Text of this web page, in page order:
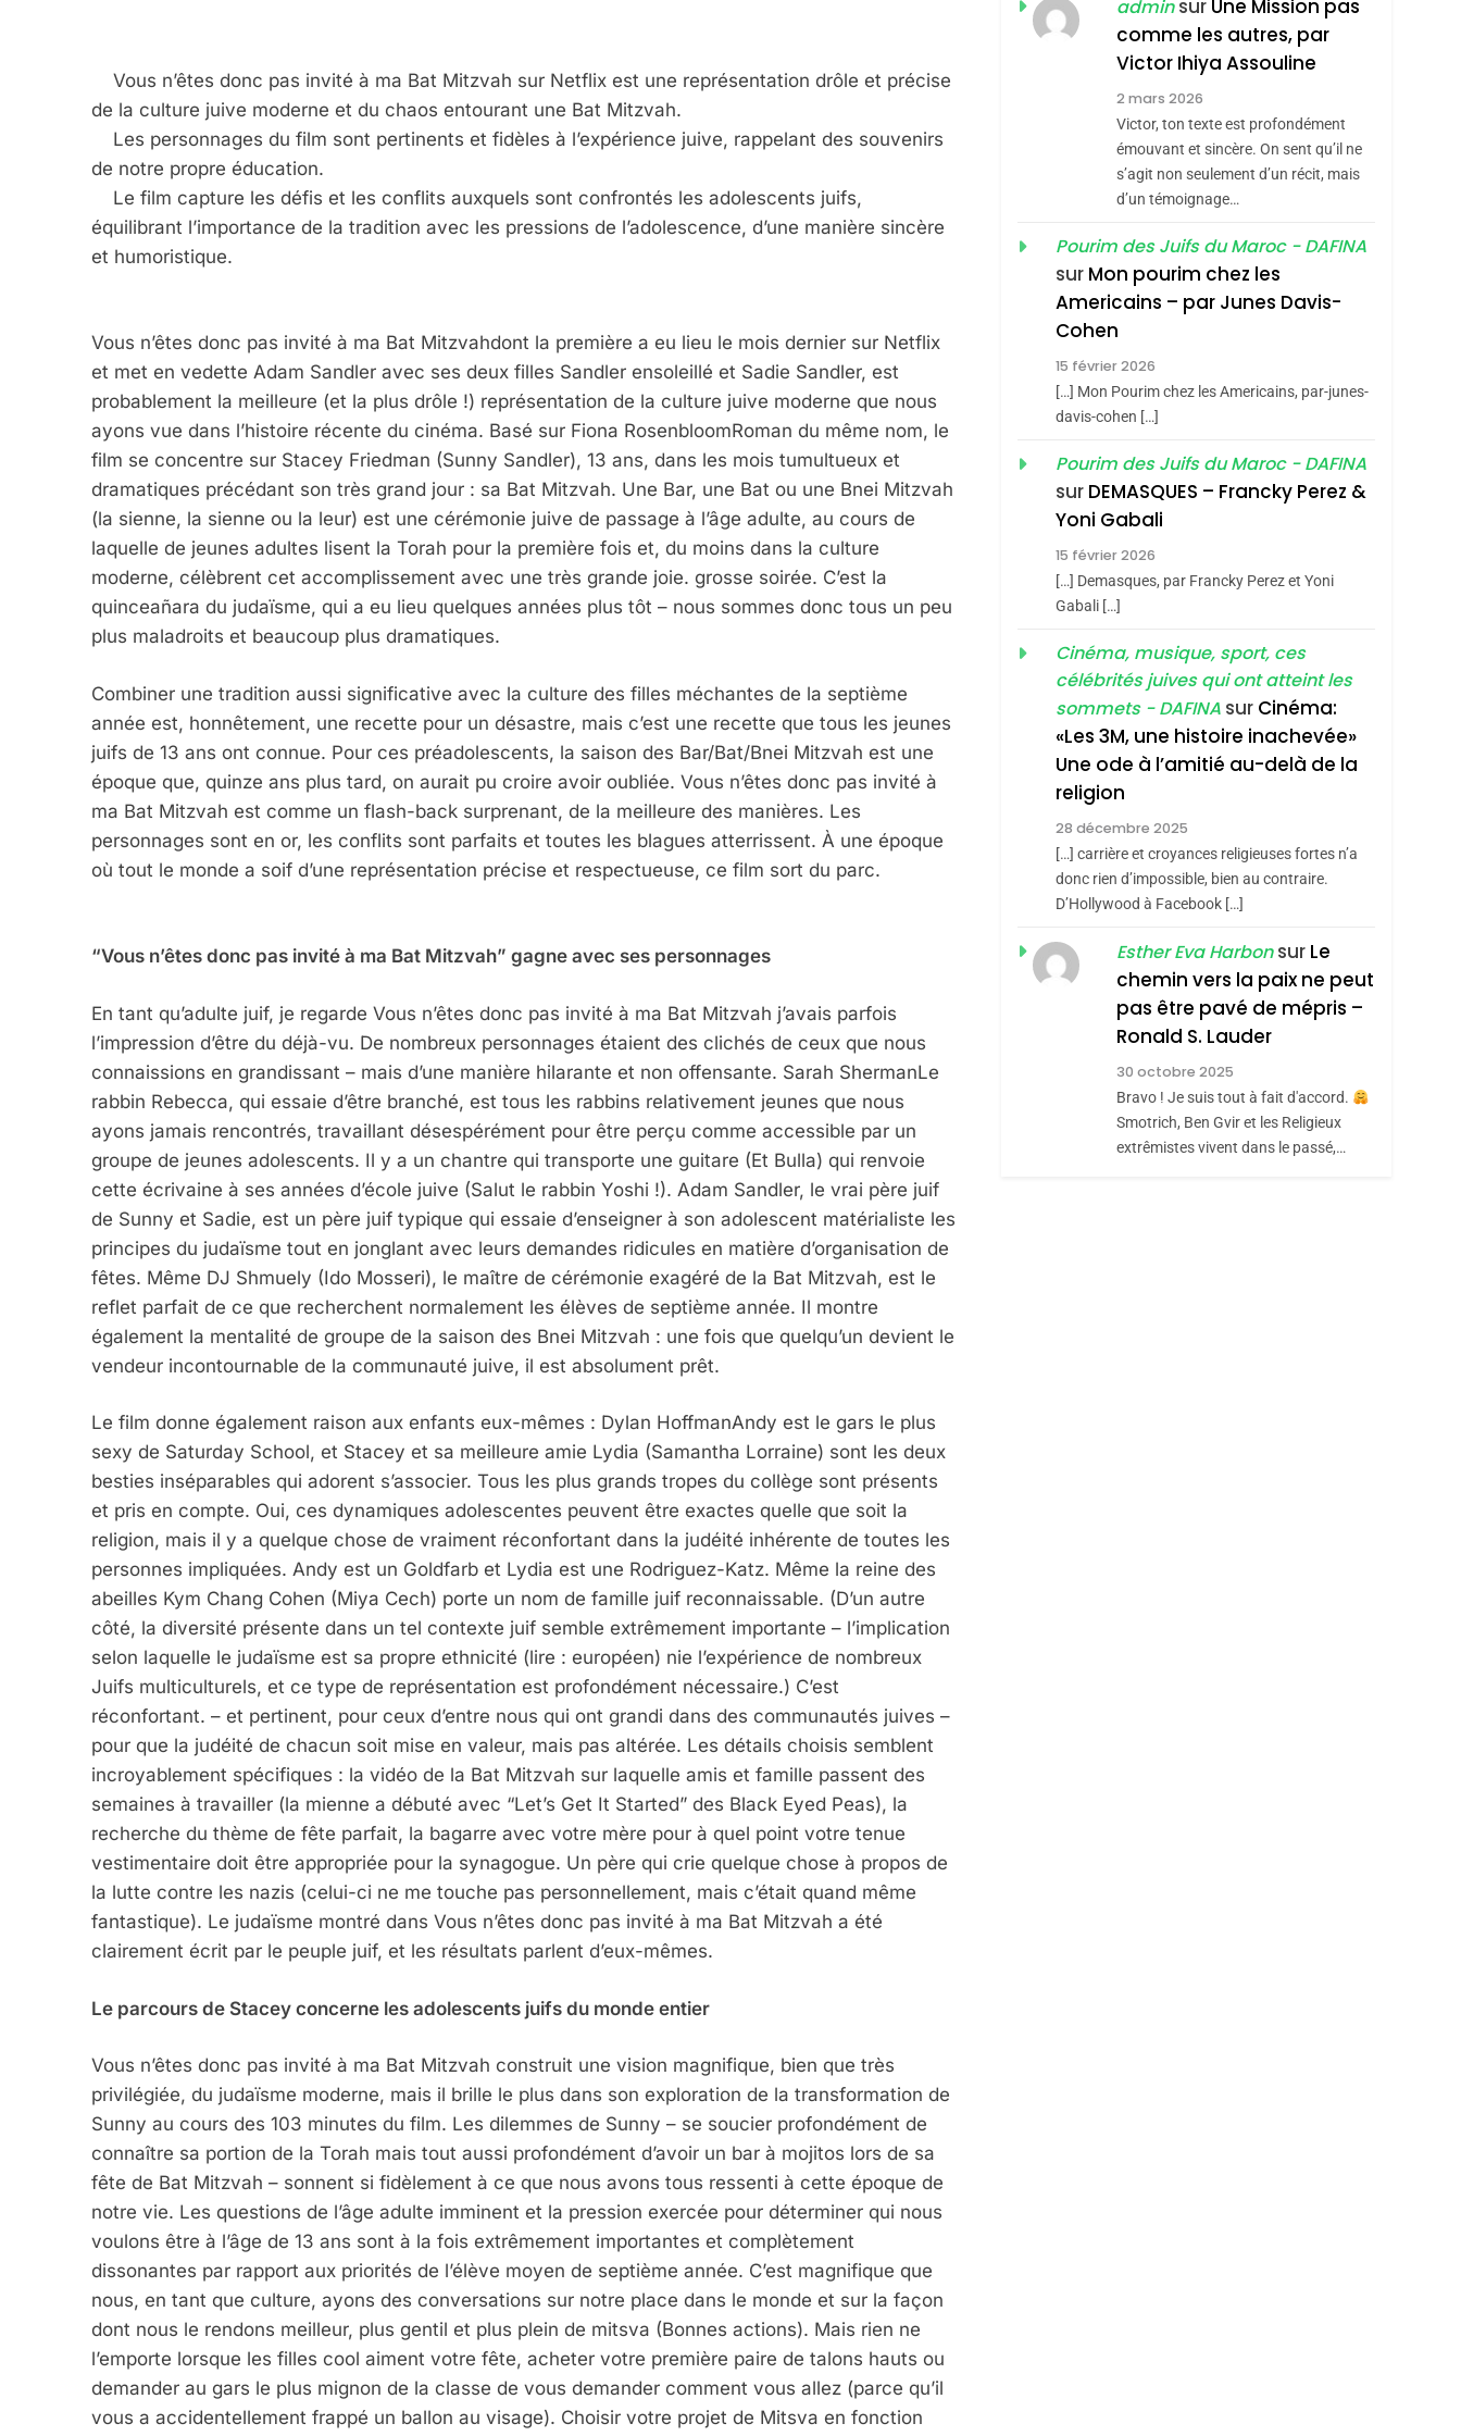
Vous n’êtes donc pas invité à ma Bat Mitzvah sur Netflix est une représentation drôle et précise
de la culture juive moderne et du chaos entourant une Bat Mitzvah.
Les personnages du film sont pertinents et fidèles à l’expérience juive, rappelant des souvenirs
de notre propre éducation.
Le film capture les défis et les conflits auxquels sont confrontés les adolescents juifs,
équilibrant l’importance de la tradition avec les pressions de l’adolescence, d’une manière sincère
et humoristique.
Vous n’êtes donc pas invité à ma Bat Mitzvahdont la première a eu lieu le mois dernier sur Netflix
et met en vedette Adam Sandler avec ses deux filles Sandler ensoleillé et Sadie Sandler, est
probablement la meilleure (et la plus drôle !) représentation de la culture juive moderne que nous
ayons vue dans l’histoire récente du cinéma. Basé sur Fiona RosenbloomRoman du même nom, le
film se concentre sur Stacey Friedman (Sunny Sandler), 13 ans, dans les mois tumultueux et
dramatiques précédant son très grand jour : sa Bat Mitzvah. Une Bar, une Bat ou une Bnei Mitzvah
(la sienne, la sienne ou la leur) est une cérémonie juive de passage à l’âge adulte, au cours de
laquelle de jeunes adultes lisent la Torah pour la première fois et, du moins dans la culture
moderne, célèbrent cet accomplissement avec une très grande joie. grosse soirée. C’est la
quinceañara du judaïsme, qui a eu lieu quelques années plus tôt – nous sommes donc tous un peu
plus maladroits et beaucoup plus dramatiques.
Combiner une tradition aussi significative avec la culture des filles méchantes de la septième
année est, honnêtement, une recette pour un désastre, mais c’est une recette que tous les jeunes
juifs de 13 ans ont connue. Pour ces préadolescents, la saison des Bar/Bat/Bnei Mitzvah est une
époque que, quinze ans plus tard, on aurait pu croire avoir oubliée. Vous n’êtes donc pas invité à
ma Bat Mitzvah est comme un flash-back surprenant, de la meilleure des manières. Les
personnages sont en or, les conflits sont parfaits et toutes les blagues atterrissent. À une époque
où tout le monde a soif d’une représentation précise et respectueuse, ce film sort du parc.
“Vous n’êtes donc pas invité à ma Bat Mitzvah” gagne avec ses personnages
En tant qu’adulte juif, je regarde Vous n’êtes donc pas invité à ma Bat Mitzvah j’avais parfois
l’impression d’être du déjà-vu. De nombreux personnages étaient des clichés de ceux que nous
connaissions en grandissant – mais d’une manière hilarante et non offensante. Sarah ShermanLe
rabbin Rebecca, qui essaie d’être branché, est tous les rabbins relativement jeunes que nous
ayons jamais rencontrés, travaillant désespérément pour être perçu comme accessible par un
groupe de jeunes adolescents. Il y a un chantre qui transporte une guitare (Et Bulla) qui renvoie
cette écrivaine à ses années d’école juive (Salut le rabbin Yoshi !). Adam Sandler, le vrai père juif
de Sunny et Sadie, est un père juif typique qui essaie d’enseigner à son adolescent matérialiste les
principes du judaïsme tout en jonglant avec leurs demandes ridicules en matière d’organisation de
fêtes. Même DJ Shmuely (Ido Mosseri), le maître de cérémonie exagéré de la Bat Mitzvah, est le
reflet parfait de ce que recherchent normalement les élèves de septième année. Il montre
également la mentalité de groupe de la saison des Bnei Mitzvah : une fois que quelqu’un devient le
vendeur incontournable de la communauté juive, il est absolument prêt.
Le film donne également raison aux enfants eux-mêmes : Dylan HoffmanAndy est le gars le plus
sexy de Saturday School, et Stacey et sa meilleure amie Lydia (Samantha Lorraine) sont les deux
besties inséparables qui adorent s’associer. Tous les plus grands tropes du collège sont présents
et pris en compte. Oui, ces dynamiques adolescentes peuvent être exactes quelle que soit la
religion, mais il y a quelque chose de vraiment réconfortant dans la judéité inhérente de toutes les
personnes impliquées. Andy est un Goldfarb et Lydia est une Rodriguez-Katz. Même la reine des
abeilles Kym Chang Cohen (Miya Cech) porte un nom de famille juif reconnaissable. (D’un autre
côté, la diversité présente dans un tel contexte juif semble extrêmement importante – l’implication
selon laquelle le judaïsme est sa propre ethnicité (lire : européen) nie l’expérience de nombreux
Juifs multiculturels, et ce type de représentation est profondément nécessaire.) C’est
réconfortant. – et pertinent, pour ceux d’entre nous qui ont grandi dans des communautés juives –
pour que la judéité de chacun soit mise en valeur, mais pas altérée. Les détails choisis semblent
incroyablement spécifiques : la vidéo de la Bat Mitzvah sur laquelle amis et famille passent des
semaines à travailler (la mienne a débuté avec “Let’s Get It Started” des Black Eyed Peas), la
recherche du thème de fête parfait, la bagarre avec votre mère pour à quel point votre tenue
vestimentaire doit être appropriée pour la synagogue. Un père qui crie quelque chose à propos de
la lutte contre les nazis (celui-ci ne me touche pas personnellement, mais c’était quand même
fantastique). Le judaïsme montré dans Vous n’êtes donc pas invité à ma Bat Mitzvah a été
clairement écrit par le peuple juif, et les résultats parlent d’eux-mêmes.
Le parcours de Stacey concerne les adolescents juifs du monde entier
Vous n’êtes donc pas invité à ma Bat Mitzvah construit une vision magnifique, bien que très
privilégiée, du judaïsme moderne, mais il brille le plus dans son exploration de la transformation de
Sunny au cours des 103 minutes du film. Les dilemmes de Sunny – se soucier profondément de
connaître sa portion de la Torah mais tout aussi profondément d’avoir un bar à mojitos lors de sa
fête de Bat Mitzvah – sonnent si fidèlement à ce que nous avons tous ressenti à cette époque de
notre vie. Les questions de l’âge adulte imminent et la pression exercée pour déterminer qui nous
voulons être à l’âge de 13 ans sont à la fois extrêmement importantes et complètement
dissonantes par rapport aux priorités de l’élève moyen de septième année. C’est magnifique que
nous, en tant que culture, ayons des conversations sur notre place dans le monde et sur la façon
dont nous le rendons meilleur, plus gentil et plus plein de mitsva (Bonnes actions). Mais rien ne
l’emporte lorsque les filles cool aiment votre fête, acheter votre première paire de talons hauts ou
demander au gars le plus mignon de la classe de vous demander comment vous allez (parce qu’il
vous a accidentellement frappé un ballon au visage). Choisir votre projet de Mitsva en fonction
REVENDIQUE MA
JUDAÏTE Par Thérèse
Zrihen-Dvir
CE QUI NOUS
MANQUE – Jacques
Hadida
JUDAISME
Maroc : Les Amandes
De Tafraout, Le Miel
De Tadla Azilal
Consacrés Produits
Du Terroir
DAFINA MAROC
Oeil Ravageur –
2
Dis Guerre»: La
Nouvelle Chanson De
Boy George
ISRAÉL JUDAISME
Accords D’Isaac:
L’alliance Pourrait
S’étendre À 13 Pays
D’Amérique Latine
ISRAÉL JUDAISME
5
Meurtrière Selon Le
Rapport D’ADL
Contre
L’antisémitisme
FRANCE ISRAÉL
FIÈRE, DIGNE ET
RÉSILIENTE :
POURQUOI JE
REVENDIQUE MA
JUDAÏTE Par Thérèse
Zrihen-Dvir
ISRAÉL JUDAISME
CE QUI NOUS
MANQUE – Jacques
Hadida
JUDAISME
Maroc : Les Amandes
adminsur Une Mission pas
comme les autres, par
Victor Ihiya Assouline
2 mars 2026
Victor, ton texte est profondément
émouvant et sincère. On sent qu’il ne
s’agit non seulement d’un récit, mais
d’un témoignage…
Pourim des Juifs du Maroc - DAFINA
sur Mon pourim chez les
Americains – par Junes Davis-
Cohen
15 février 2026
[…] Mon Pourim chez les Americains, par-junes-
davis-cohen […]
Pourim des Juifs du Maroc - DAFINA
sur DEMASQUES – Francky Perez &
Yoni Gabali
15 février 2026
[…] Demasques, par Francky Perez et Yoni
Gabali […]
Cinéma, musique, sport, ces
célébrités juives qui ont atteint les
sommets - DAFINA sur Cinéma:
«Les 3M, une histoire inachevée»
Une ode à l’amitié au-delà de la
religion
28 décembre 2025
[…] carrière et croyances religieuses fortes n’a
donc rien d’impossible, bien au contraire.
D’Hollywood à Facebook […]
Esther Eva Harbonsur Le
chemin vers la paix ne peut
pas être pavé de mépris –
Ronald S. Lauder
30 octobre 2025
Bravo ! Je suis tout à fait d'accord.
Smotrich, Ben Gvir et les Religieux
extrêmistes vivent dans le passé,…
2025, L’année La Plus Meurtrière Selon Le Rapport D’ADL Contre L’antisémitisme